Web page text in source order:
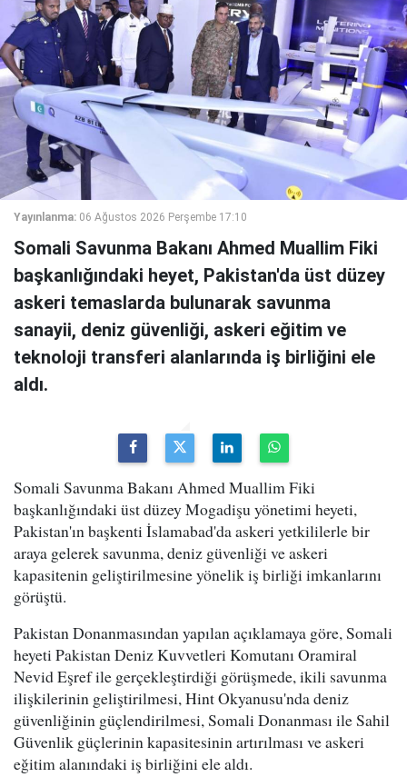
Yayınlanma: 06 Ağustos 2026 Perşembe 17:10
Somali Savunma Bakanı Ahmed Muallim Fiki
başkanlığındaki heyet, Pakistan'da üst düzey
askeri temaslarda bulunarak savunma
sanayii, deniz güvenliği, askeri eğitim ve
teknoloji transferi alanlarında iş birliğini ele
aldı.
Somali Savunma Bakanı Ahmed Muallim Fiki
başkanlığındaki üst düzey Mogadişu yönetimi heyeti,
Pakistan'ın başkenti İslamabad'da askeri yetkililerle bir
araya gelerek savunma, deniz güvenliği ve askeri
kapasitenin geliştirilmesine yönelik iş birliği imkanlarını
görüştü.
Pakistan Donanmasından yapılan açıklamaya göre, Somali
heyeti Pakistan Deniz Kuvvetleri Komutanı Oramiral
Nevid Eşref ile gerçekleştirdiği görüşmede, ikili savunma
ilişkilerinin geliştirilmesi, Hint Okyanusu'nda deniz
güvenliğinin güçlendirilmesi, Somali Donanması ile Sahil
Güvenlik güçlerinin kapasitesinin artırılması ve askeri
eğitim alanındaki iş birliğini ele aldı.